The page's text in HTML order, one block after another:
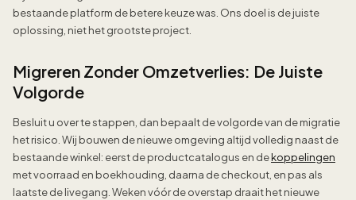
bestaande platform de betere keuze was. Ons doel is de juiste
oplossing, niet het grootste project.
Migreren Zonder Omzetverlies: De Juiste
Volgorde
Besluit u over te stappen, dan bepaalt de volgorde van de migratie
het risico. Wij bouwen de nieuwe omgeving altijd volledig naast de
bestaande winkel: eerst de productcatalogus en dekoppelingen
met voorraad en boekhouding, daarna de checkout, en pas als
laatste de livegang. Weken vóór de overstap draait het nieuwe